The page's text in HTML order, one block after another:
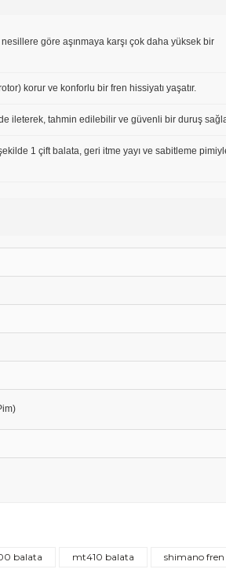
göre aşınmaya karşı çok daha yüksek bir
korur ve konforlu bir fren hissiyatı yaşatır.
ileterek, tahmin edilebilir ve güvenli bir duruş
1 çift balata, geri itme yayı ve sabitleme
balata mt410 balata
shimano